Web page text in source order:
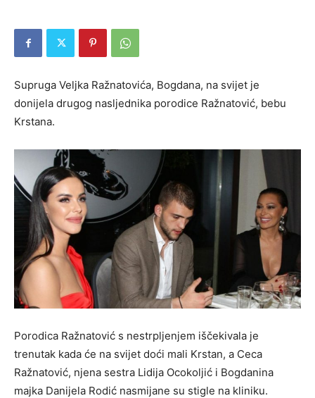
Supruga Veljka Ražnatovića, Bogdana, na svijet je
donijela drugog nasljednika porodice Ražnatović, bebu
Krstana.
Porodica Ražnatović s nestrpljenjem iščekivala je
trenutak kada će na svijet doći mali Krstan, a Ceca
Ražnatović, njena sestra Lidija Ocokoljić i Bogdanina
majka Danijela Rodić nasmijane su stigle na kliniku.